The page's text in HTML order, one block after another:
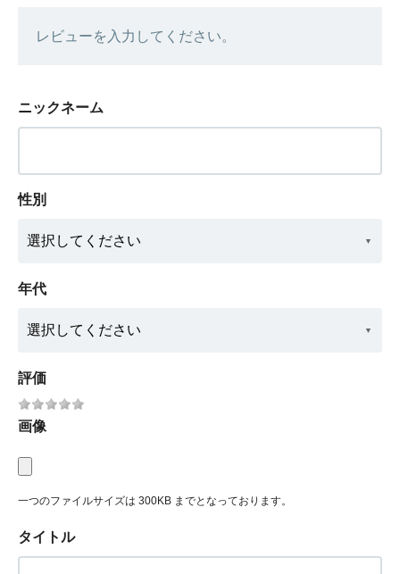
レビューを入力してください。
ニックネーム
性別
年代
評価
画像
一つのファイルサイズは 300KB までとなっております。
タイトル